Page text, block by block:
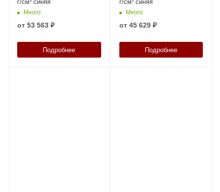
г/см³ синяя
Много
от 53 563 ₽
Подробнее
г/см³ синяя
Много
от 45 629 ₽
Подробнее